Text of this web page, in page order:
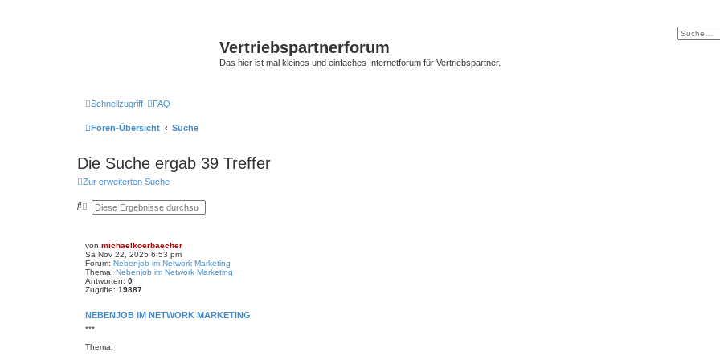
Vertriebspartnerforum
Das hier ist mal kleines und einfaches Internetforum für Vertriebspartner.
Schnellzugriff FAQ
Foren-Übersicht Suche
Die Suche ergab 39 Treffer
Zur erweiterten Suche
S
e
E
i
t
e
r
t
e
u
c
h
von michaelkoerbaecher
Sa Nov 22, 2025 6:53 pm
Forum: Nebenjob im Network Marketing
Thema: Nebenjob im Network Marketing
Antworten: 0
Zugriffe: 19887
NEBENJOB IM NETWORK MARKETING
***
Thema: